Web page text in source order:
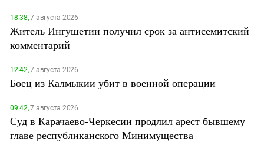
18:38,7 августа 2026
Житель Ингушетии получил срок за антисемитский
комментарий
12:42,7 августа 2026
Боец из Калмыкии убит в военной операции
09:42,7 августа 2026
Суд в Карачаево-Черкесии продлил арест бывшему
главе республиканского Минимущества